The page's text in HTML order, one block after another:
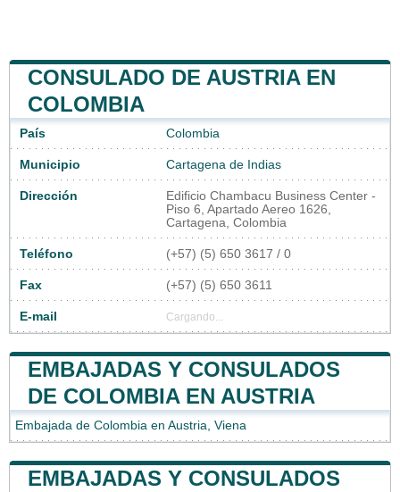
CONSULADO DE AUSTRIA EN
COLOMBIA
País Colombia
Municipio Cartagena de Indias
Dirección
Edificio Chambacu Business Center -
Piso 6, Apartado Aereo 1626,
Cartagena, Colombia
Teléfono (+57) (5) 650 3617 / 0
Fax (+57) (5) 650 3611
E-mail Cargando...
EMBAJADAS Y CONSULADOS
DE COLOMBIA EN AUSTRIA
Embajada de Colombia en Austria, Viena
EMBAJADAS Y CONSULADOS